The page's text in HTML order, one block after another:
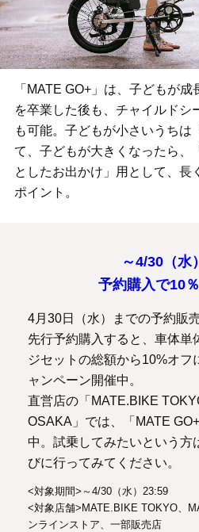
「MATE GO+」は、子どもが
を卒業した後も、チャイルドシ
も可能。子どもが小さいうちは
て、子どもが大きくなったら、
としたお出かけ」用として、長
ポイント。
～4/30（水
予約購入で10
4月30日（水）までの予約販
先行予約購入すると、車体単
ジセットの総額から10%オフ
ャンペーン開催中。
直営店の「MATE.BIKE
OSAKA」では、「MATE
中。試乗してみたいという方
びに行ってみてください。
<対象期間>～4/30（水）23:59
<対象店舗>MATE.BIKE TOKYO、
ンラインストア、一部販売店